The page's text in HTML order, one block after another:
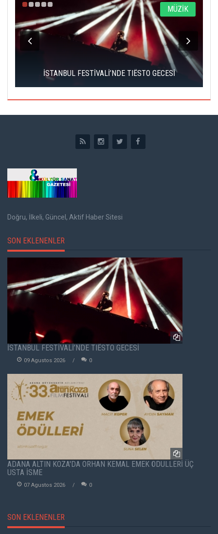
MÜZİK
İSTANBUL FESTİVALİ’NDE TIËSTO GECESİ
Doğru, İlkeli, Güncel, Aktif Haber Sitesi
SON EKLENENLER
İSTANBUL FESTİVALİ’NDE TIËSTO GECESİ
09 Agustos 2026 0
ADANA ALTIN KOZA'DA ORHAN KEMAL EMEK ÖDÜLLERİ ÜÇ
USTA İSME
07 Agustos 2026 0
SON EKLENENLER